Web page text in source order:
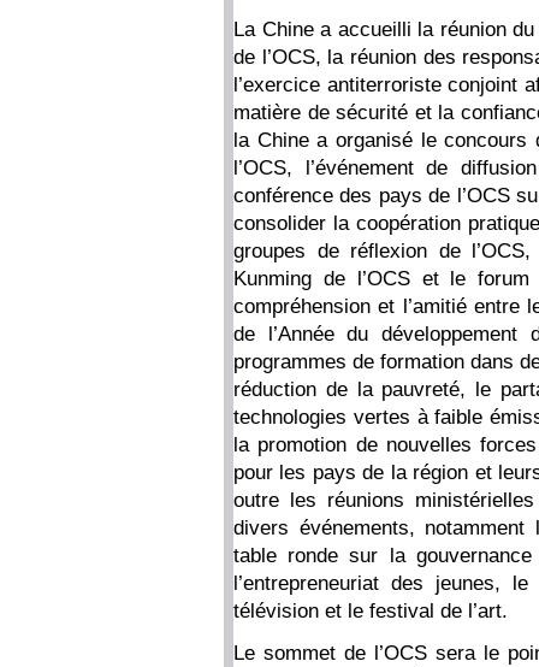
La Chine a accueilli la réunion
de l’OCS, la réunion des
l’exercice antiterroriste conjoint
matière de sécurité et la
la Chine a organisé le
l’OCS, l’événement de
conférence des pays de l’OCS
consolider la coopération
groupes de réflexion de
Kunming de l’OCS et le
compréhension et l’amitié entre
de l’Année du
programmes de formation dans
réduction de la pauvreté, le
technologies vertes à faible
la promotion de nouvelles
pour les pays de la région et
outre les réunions
divers événements,
table ronde sur la
l’entrepreneuriat des jeunes,
télévision et le festival de l’art.
Le sommet de l’OCS sera le